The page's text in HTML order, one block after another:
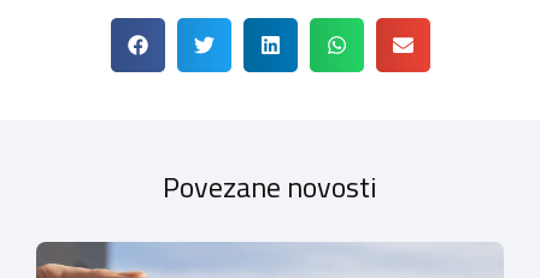
Povezane novosti